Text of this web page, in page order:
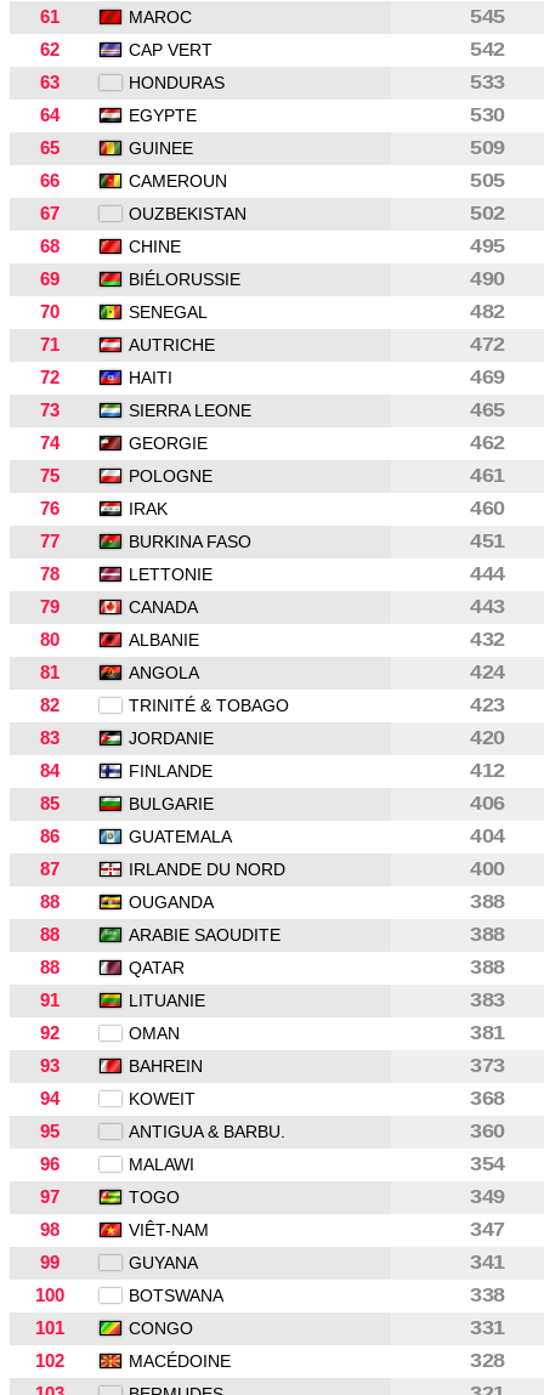
61
MAROC
545
62
CAP VERT
542
63
HONDURAS
533
64
EGYPTE
530
65
GUINEE
509
66
CAMEROUN
505
67
OUZBEKISTAN
502
68
CHINE
495
69
BIÉLORUSSIE
490
70
SENEGAL
482
71
AUTRICHE
472
72
HAITI
469
73
SIERRA LEONE
465
74
GEORGIE
462
75
POLOGNE
461
76
IRAK
460
77
BURKINA FASO
451
78
LETTONIE
444
79
CANADA
443
80
ALBANIE
432
81
ANGOLA
424
82
TRINITÉ & TOBAGO
423
83
JORDANIE
420
84
FINLANDE
412
85
BULGARIE
406
86
GUATEMALA
404
87
IRLANDE DU NORD
400
88
OUGANDA
388
88
ARABIE SAOUDITE
388
88
QATAR
388
91
LITUANIE
383
92
OMAN
381
93
BAHREIN
373
94
KOWEIT
368
95
ANTIGUA & BARBU.
360
96
MALAWI
354
97
TOGO
349
98
VIÊT-NAM
347
99
GUYANA
341
100
BOTSWANA
338
101
CONGO
331
102
MACÉDOINE
328